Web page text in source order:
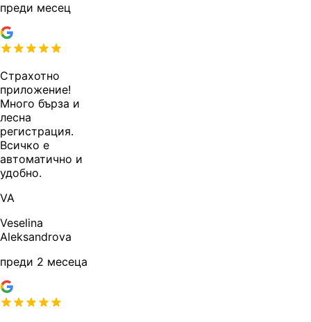
преди месец
Страхотно
приложение!
Много бърза и
лесна
регистрация.
Всичко е
автоматично и
удобно.
VA
Veselina
Aleksandrova
преди 2 месеца